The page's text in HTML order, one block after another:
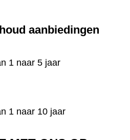
aanbiedingen
1 naar 5 jaar
1 naar 10 jaar